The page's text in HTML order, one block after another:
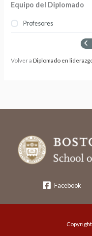
Equipo del Diplomado
Profesores
Volver aDiplomado en
Facebook